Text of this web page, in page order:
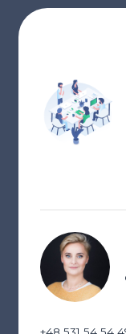
+48 531 54 54